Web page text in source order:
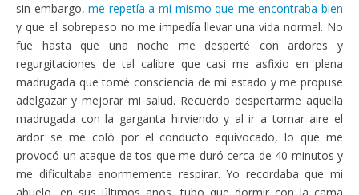
sin embargo,me repetía a mí mismo que me encontraba bien
y que el sobrepeso no me impedía llevar una vida normal. No
fue hasta que una noche me desperté con ardores y
regurgitaciones de tal calibre que casi me asfixio en plena
madrugada que tomé consciencia de mi estado y me propuse
adelgazar y mejorar mi salud. Recuerdo despertarme aquella
madrugada con la garganta hirviendo y al ir a tomar aire el
ardor se me coló por el conducto equivocado, lo que me
provocó un ataque de tos que me duró cerca de 40 minutos y
me dificultaba enormemente respirar. Yo recordaba que mi